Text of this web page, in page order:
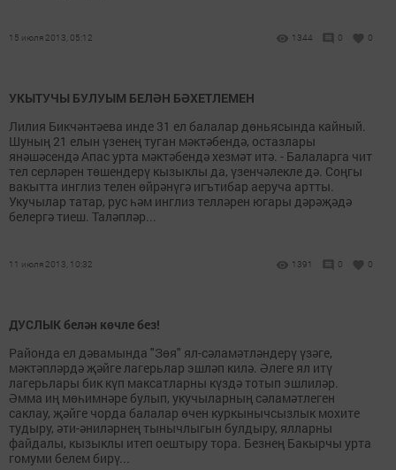
15 июля 2013, 05:12 1344 0 0
УКЫТУЧЫ БУЛУЫМ БЕЛӘН БӘХЕТЛЕМЕН
Лилия Бикчәнтәева инде 31 ел балалар дөньясында кайный.
Шуның 21 елын үзенең туган мәктәбендә, остазлары
янәшәсендә Апас урта мәктәбендә хезмәт итә. - Балаларга чит
тел серләрен төшендерү кызыклы да, үзенчәлекле дә. Соңгы
вакытта инглиз телен өйрәнүгә игътибар аеруча артты.
Укучылар татар, рус һәм инглиз телләрен югары дәрәҗәдә
белергә тиеш. Та­ләпләр...
11 июля 2013, 10:32 1391 0 0
ДУСЛЫК белән көчле без!
Районда ел дәвамында "Зөя" ял-сәламәтләндерү үзәге,
мәктәпләрдә җәйге лагерьлар эшләп килә. Әлеге ял итү
лагерьлары бик күп максатларны күздә тотып эшлиләр.
Әмма иң мөһимнәре булып, укучыларның сәламәтлеген
саклау, җәйге чорда балалар өчен куркынычсызлык мохите
тудыру, әти-әниләрнең тынычлыгын булдыру, ялларны
файдалы, кызыклы итеп оештыру тора. Безнең Бакырчы урта
гомуми белем бирү...